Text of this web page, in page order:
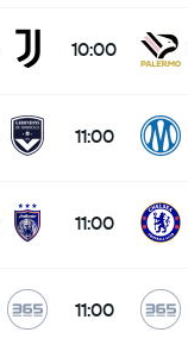
10:00
11:00
11:00
11:00